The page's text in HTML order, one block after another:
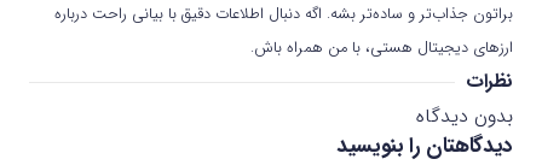
براتون جذاب‌تر و ساده‌تر بشه. اگه دنبال اطلاعات دقیق با بیانی راحت درباره
ارزهای دیجیتال هستی، با من همراه باش.
نظرات
بدون دیدگاه
دیدگاهتان را بنویسید